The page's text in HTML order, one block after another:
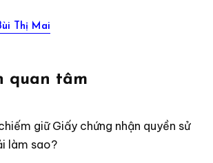
Thị Mai
quan tâm
giữ Giấy chứng nhận quyền sử
làm sao?